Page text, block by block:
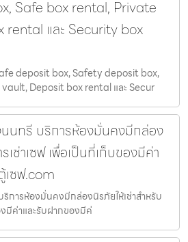
Safe box rental, Private
และ Security box
deposit box, Safety deposit box,
Deposit box rental และ Secur
นทรี บริการห้องมั่นคงมีกล่อง
เช่าเซฟ เพื่อเป็นที่เก็บของมีค่า
เซฟ.com
การห้องมั่นคงมีกล่องนิรภัยให้เช่าสำหรับ
งมีค่าและรับฝากของมีค่